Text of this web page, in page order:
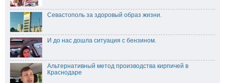
Севастополь за здоровый образ жизни.
И до нас дошла ситуация с бензином.
Альтернативный метод производства кирпичей в
Краснодаре